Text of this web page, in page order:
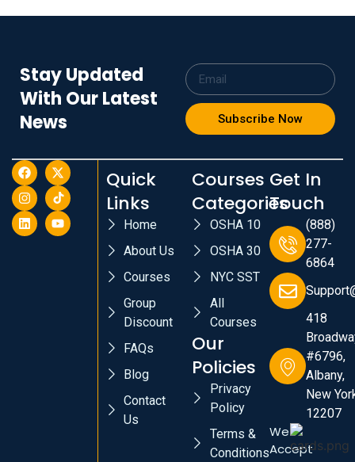
Stay Updated
With Our Latest
News
Subscribe Now
Quick
Links
Home
About Us
Courses
Group
Discount
FAQs
Blog
Contact
Us
Courses
Categories
OSHA 10
OSHA 30
NYC SST
All
Courses
Our
Policies
Privacy
Policy
Terms &
Conditions
Get In
Touch
(888)
277-
6864
418
#6796,
Albany,
New
12207
We
Accept